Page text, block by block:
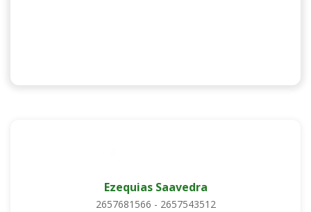
Ezequias Saavedra
2657681566 - 2657543512